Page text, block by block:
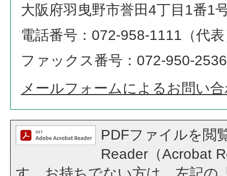
大阪府羽曳野市誉田4丁目1番1
電話番号：072-958-1111（代
ファックス番号：072-950-2536
メールフォームによるお問い
PDFファイルを閲
Reader（Acrobat